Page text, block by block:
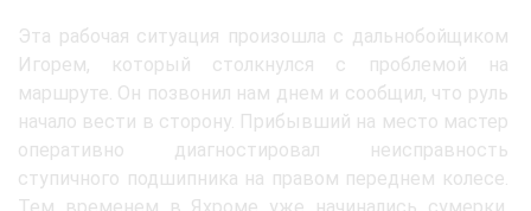
Эта рабочая ситуация произошла с дальнобойщиком
Игорем, который столкнулся с проблемой на
маршруте. Он позвонил нам днем и сообщил, что руль
начало вести в сторону. Прибывший на место мастер
оперативно диагностировал неисправность
ступичного подшипника на правом переднем колесе.